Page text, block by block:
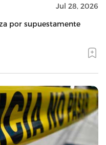
Jul 28, 2026
por supuestamente